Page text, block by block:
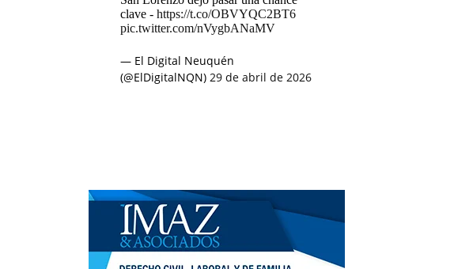
clave - https://t.co/OBVYQC2BT6
pic.twitter.com/nVygbANaMV
— El Digital Neuquén
(@ElDigitalNQN) 29 de abril de 2026